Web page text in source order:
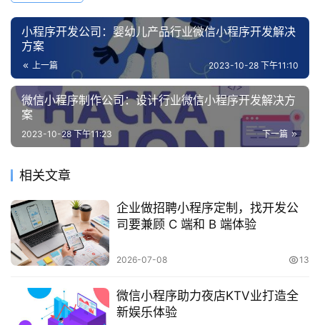
小程序开发公司：婴幼儿产品行业微信小程序开发解决
方案
上一篇 2023-10-28 下午11:10
微信小程序制作公司：设计行业微信小程序开发解决方
案
下一篇
2023-10-28 下午11:23
相关文章
企业做招聘小程序定制，找开发公
司要兼顾 C 端和 B 端体验
2026-07-08 13
微信小程序助力夜店KTV业打造全
新娱乐体验